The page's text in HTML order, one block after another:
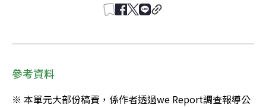
參考資料
※ 本單元大部份稿費，係作者透過we Report調查報導公